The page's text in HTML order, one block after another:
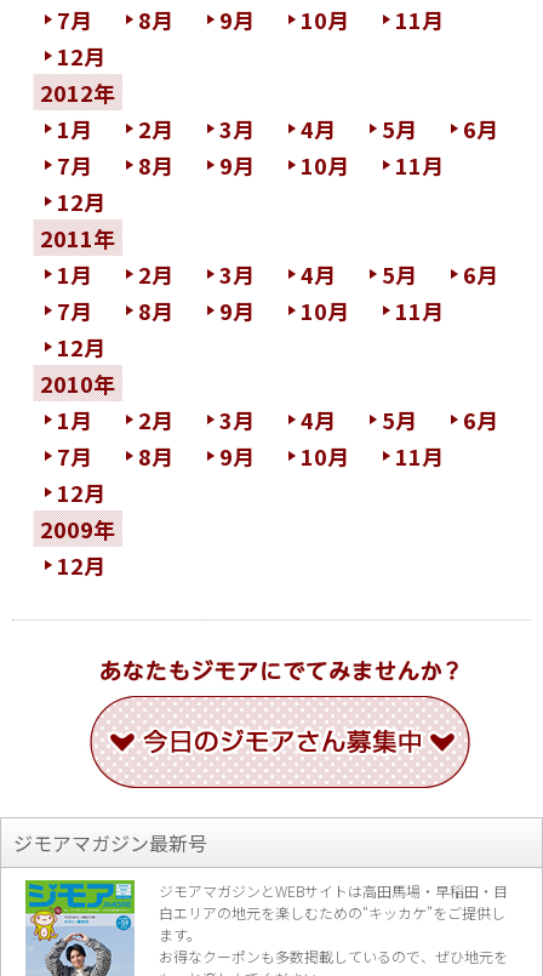
7月
8月 9月 10月
11月
12月
2012年
1月
2月 3月 4月 5月
6月
7月
8月 9月 10月
11月
12月
2011年
1月
2月 3月 4月 5月
6月
7月
8月 9月 10月
11月
12月
2010年
1月
2月 3月 4月 5月
6月
7月
8月 9月 10月
11月
12月
2009年
12月
ジモアマガジン最新号
ジモアマガジンとWEBサイトは高田馬場・早稲田・目
白エリアの地元を楽しむための“キッカケ”をご提供し
ます。
お得なクーポンも多数掲載しているので、 ぜひ地元を